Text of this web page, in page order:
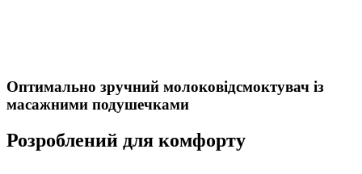
Оптимально зручний молоковідсмоктувач із
масажними подушечками
Розроблений для комфорту